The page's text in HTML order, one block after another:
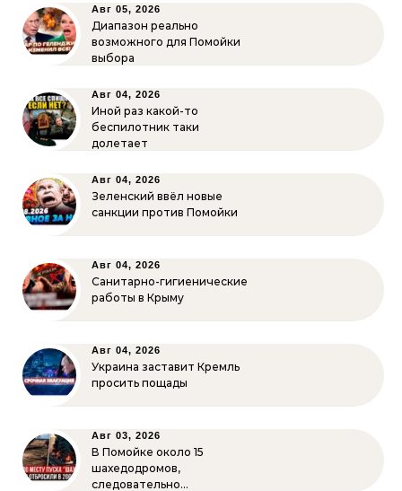
Авг 05, 2026
Диапазон реально
возможного для Помойки
выбора
Авг 04, 2026
Иной раз какой-то
беспилотник таки
долетает
Авг 04, 2026
Зеленский ввёл новые
санкции против Помойки
Авг 04, 2026
Санитарно-гигиенические
работы в Крыму
Авг 04, 2026
Украина заставит Кремль
просить пощады
Авг 03, 2026
В Помойке около 15
шахедодромов,
следовательно…